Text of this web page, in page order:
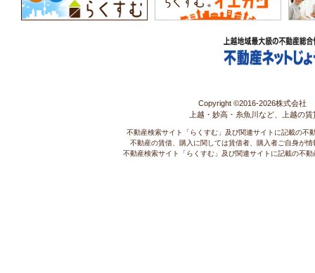
Copyright ©2016-2026株式会社
上越・妙高・糸魚川など、上越の
不動産検索サイト「らくすむ」及び関連サイトに記載の不
不動産の賃借、購入に関しては賃借者、購入者ご自身が
不動産検索サイト「らくすむ」及び関連サイトに記載の不